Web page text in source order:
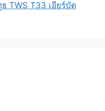
TWS T33 เอียร์บัด